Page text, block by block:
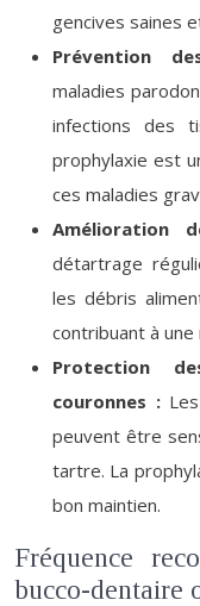
gencives saines
Prévention
maladies
infections des
prophylaxie est
ces maladies
Amélioration
détartrage
les débris
contribuant à
Protection
couronnes :
peuvent être
tartre. La
bon maintien.
Fréquence
bucco-dentaire